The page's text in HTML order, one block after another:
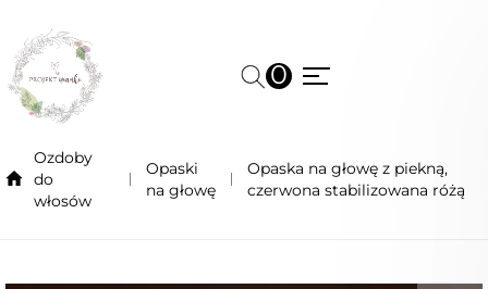
0
Ozdoby
do
włosów
Opaski
na głowę
Opaska na głowę z piekną,
czerwona stabilizowana różą